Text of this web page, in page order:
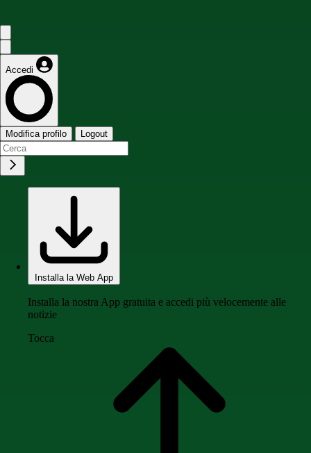
Accedi
Modifica profilo Logout
Installa la Web App
Installa la nostra App gratuita e accedi più velocemente alle
notizie
Tocca